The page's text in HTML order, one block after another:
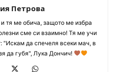
Петрова
тя ме обича, защото ме избра
сме си взаимно! Тя ме учи
"Искам да спечеля всеки мач, в
да губя", Лука Дончич!